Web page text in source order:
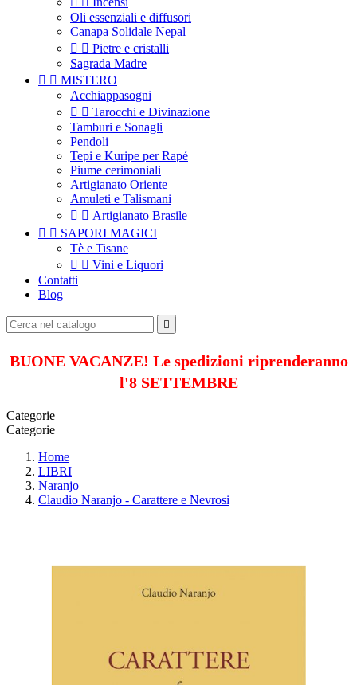
Oli essenziali e diffusori
Canapa Solidale Nepal
  Pietre e cristalli
Sagrada Madre
  MISTERO
Acchiappasogni
  Tarocchi e Divinazione
Tamburi e Sonagli
Pendoli
Tepi e Kuripe per Rapé
Piume cerimoniali
Artigianato Oriente
Amuleti e Talismani
  Artigianato Brasile
  SAPORI MAGICI
Tè e Tisane
  Vini e Liquori
Contatti
Blog

BUONE VACANZE! Le spedizioni riprenderanno
l'8 SETTEMBRE
Categorie
Categorie
Home
LIBRI
Naranjo
Claudio Naranjo - Carattere e Nevrosi